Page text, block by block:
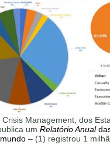
Management, dos
umRelatório Anual
– (1) registrou 1